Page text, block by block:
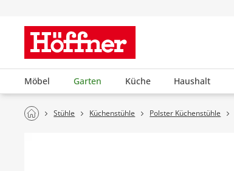
Möbel Garten Küche Haushalt
Stühle Küchenstühle Polster Küchenstühle